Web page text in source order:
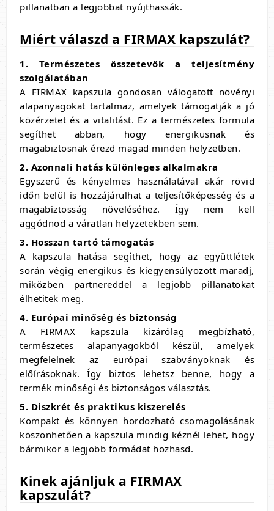
pillanatban a legjobbat nyújthassák.
Miért válaszd a FIRMAX kapszulát?
1. Természetes összetevők a teljesítmény
szolgálatában
A FIRMAX kapszula gondosan válogatott növényi
alapanyagokat tartalmaz, amelyek támogatják a jó
közérzetet és a vitalitást. Ez a természetes formula
segíthet abban, hogy energikusnak és
magabiztosnak érezd magad minden helyzetben.
2. Azonnali hatás különleges alkalmakra
Egyszerű és kényelmes használatával akár rövid
időn belül is hozzájárulhat a teljesítőképesség és a
magabiztosság növeléséhez. Így nem kell
aggódnod a váratlan helyzetekben sem.
3. Hosszan tartó támogatás
A kapszula hatása segíthet, hogy az együttlétek
során végig energikus és kiegyensúlyozott maradj,
miközben partnereddel a legjobb pillanatokat
élhetitek meg.
4. Európai minőség és biztonság
A FIRMAX kapszula kizárólag megbízható,
természetes alapanyagokból készül, amelyek
megfelelnek az európai szabványoknak és
előírásoknak. Így biztos lehetsz benne, hogy a
termék minőségi és biztonságos választás.
5. Diszkrét és praktikus kiszerelés
Kompakt és könnyen hordozható csomagolásának
köszönhetően a kapszula mindig kéznél lehet, hogy
bármikor a legjobb formádat hozhasd.
Kinek ajánljuk a FIRMAX
kapszulát?